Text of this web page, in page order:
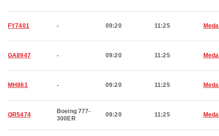
FY7401 - 09:20 11:25
GA8947 - 09:20 11:25
MH861 - 09:20 11:25
QR5474
Boeing 777-
300ER
09:20 11:25